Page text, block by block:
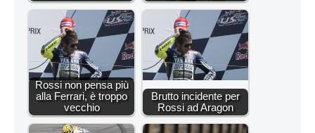
Rossi non pensa più
alla Ferrari, è troppo
vecchio
Brutto incidente per
Rossi ad Aragon